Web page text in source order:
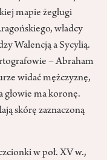
mapie żeglugi
władcy
Walencją a Sycylią.
– Abraham
widać mężczyznę,
głowie ma koronę.
skórę zaznaczoną
w poł. XV w.,